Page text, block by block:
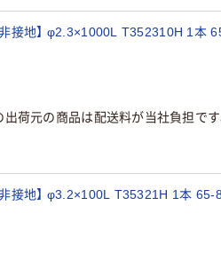
接地】 φ2.3×1000L T352310H 1本
出荷元の商品は配送料が当社負担です
接地】 φ3.2×100L T35321H 1本 65-